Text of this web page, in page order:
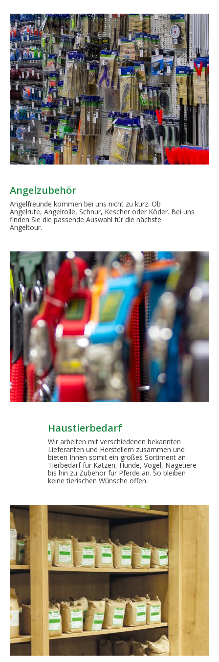
Angelzubehör
Angelfreunde kommen bei uns nicht zu kurz. Ob
Angelrute, Angelrolle, Schnur, Kescher oder Köder. Bei uns
finden Sie die passende Auswahl für die nächste
Angeltour.
Haustierbedarf
Wir arbeiten mit verschiedenen bekannten
Lieferanten und Herstellern zusammen und
bieten Ihnen somit ein großes Sortiment an
Tierbedarf für Katzen, Hunde, Vögel, Nagetiere
bis hin zu Zubehör für Pferde an. So bleiben
keine tierischen Wünsche offen.